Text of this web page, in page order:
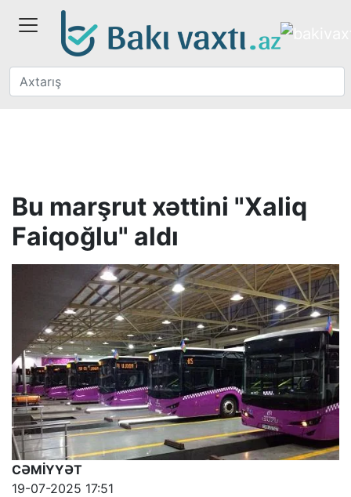
Bu marşrut xəttini "Xaliq
Faiqoğlu" aldı
CƏMİYYƏT
19-07-2025 17:51